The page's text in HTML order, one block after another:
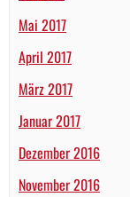
Mai 2017
April 2017
März 2017
Januar 2017
Dezember 2016
November 2016